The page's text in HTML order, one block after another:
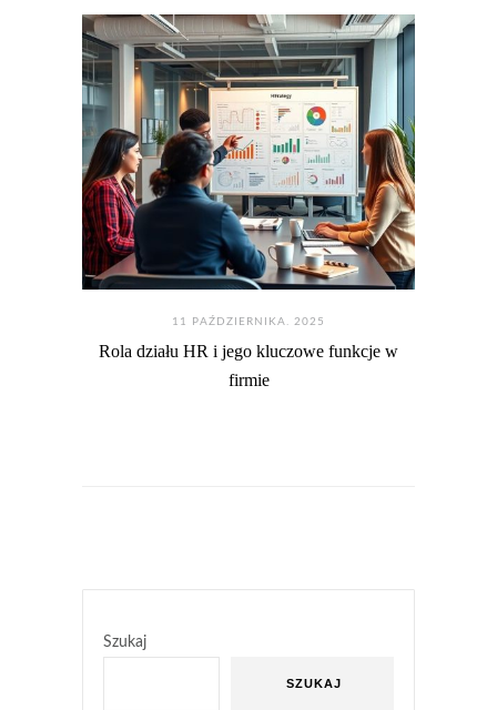
11 PAŹDZIERNIKA. 2025
Rola działu HR i jego kluczowe funkcje w
firmie
Szukaj
SZUKAJ